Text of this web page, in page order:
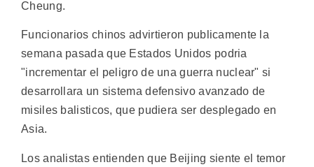
Cheung.
Funcionarios chinos advirtieron publicamente la
semana pasada que Estados Unidos podria
"incrementar el peligro de una guerra nuclear" si
desarrollara un sistema defensivo avanzado de
misiles balisticos, que pudiera ser desplegado en
Asia.
Los analistas entienden que Beijing siente el temor